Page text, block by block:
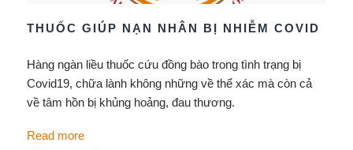
THUỐC GIÚP NẠN NHÂN BỊ NHIỄM COVID
Hàng ngàn liều thuốc cứu đồng bào trong tình trạng bị
Covid19, chữa lành không những về thể xác mà còn cả
về tâm hồn bị khủng hoảng, đau thương.
Read more